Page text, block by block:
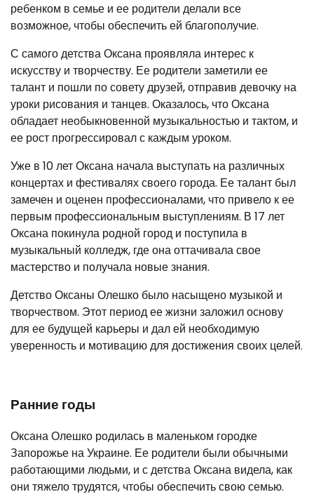
ребенком в семье и ее родители делали все
возможное, чтобы обеспечить ей благополучие.
С самого детства Оксана проявляла интерес к
искусству и творчеству. Ее родители заметили ее
талант и пошли по совету друзей, отправив девочку на
уроки рисования и танцев. Оказалось, что Оксана
обладает необыкновенной музыкальностью и тактом, и
ее рост прогрессировал с каждым уроком.
Уже в 10 лет Оксана начала выступать на различных
концертах и фестивалях своего города. Ее талант был
замечен и оценен профессионалами, что привело к ее
первым профессиональным выступлениям. В 17 лет
Оксана покинула родной город и поступила в
музыкальный колледж, где она оттачивала свое
мастерство и получала новые знания.
Детство Оксаны Олешко было насыщено музыкой и
творчеством. Этот период ее жизни заложил основу
для ее будущей карьеры и дал ей необходимую
уверенность и мотивацию для достижения своих целей.
Ранние годы
Оксана Олешко родилась в маленьком городке
Запорожье на Украине. Ее родители были обычными
работающими людьми, и с детства Оксана видела, как
они тяжело трудятся, чтобы обеспечить свою семью.